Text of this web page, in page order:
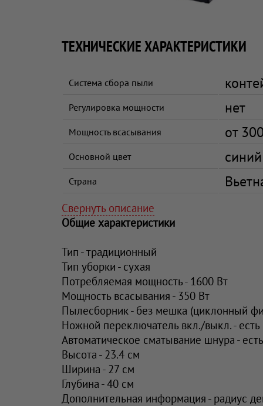
ТЕХНИЧЕСКИЕ ХАРАКТЕРИСТИКИ
Система сбора пыли
Регулировка мощности нет
Мощность всасывания от
Основной цвет синий
Страна
Свернуть описание
Общие характеристики
Тип - традиционный
Тип уборки - сухая
Потребляемая мощность - 1600 Вт
Мощность всасывания - 350 Вт
Пылесборник - без мешка (циклонный
Ножной переключатель вкл./выкл. - есть
Автоматическое сматывание шнура - есть
Высота - 23.4 см
Ширина - 27 см
Глубина - 40 см
Дополнительная информация - радиус